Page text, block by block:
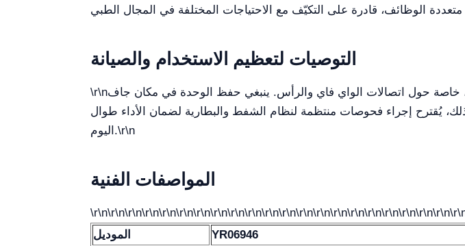
التوصيات لتعظيم الاستخدام والصيانة
\r\nخاصة حول اتصالات الواي فاي والرأس. ينبغي حفظ الوحدة في مكان جاف
ذلك، يُقترح إجراء فحوصات منتظمة لنظام الشفط والبطارية لضمان الأداء طوال
اليوم.\r\n
المواصفات الفنية
الموديل
YR06946